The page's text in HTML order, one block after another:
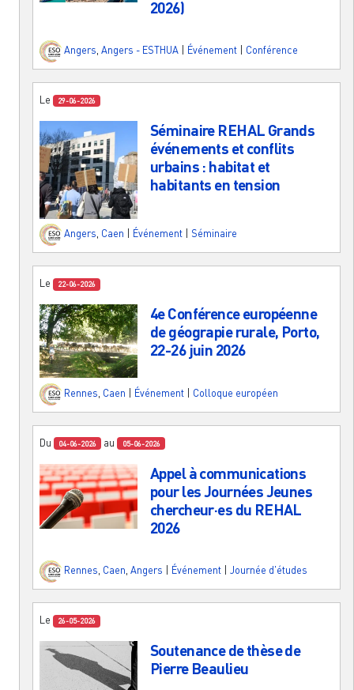
2026)
Angers Angers - ESTHUA Événement Conférence
Le 29-06-2026
Séminaire REHAL Grands
événements et conflits
urbains : habitat et
habitants en tension
Angers, Caen Événement Séminaire
Le 22-06-2026
4e Conférence européenne
de géograpie rurale, Porto,
22-26 juin 2026
Rennes Caen Événement Colloque européen
Du 04-06-2026 au 05-06-2026
Appel à communications
pour les Journées Jeunes
chercheur·es du REHAL
2026
Rennes, Caen, Angers Événement Journée d'études
Le 26-05-2026
Soutenance de thèse de
Pierre Beaulieu